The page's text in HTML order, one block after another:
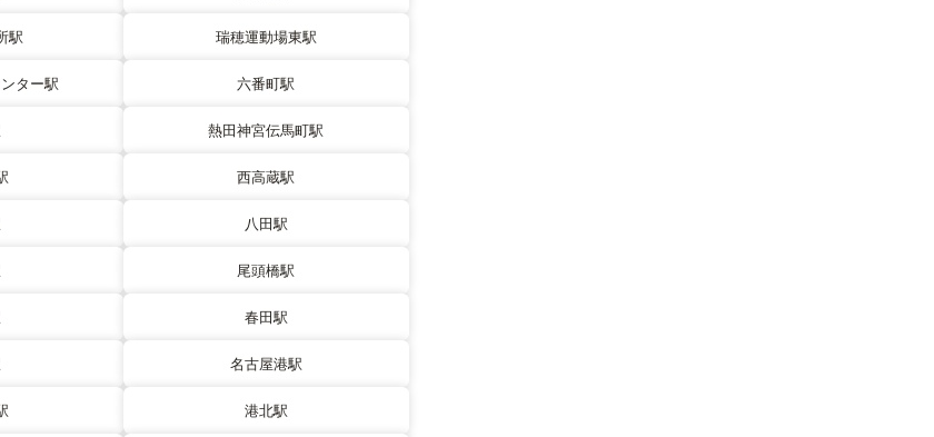
駅 瑞穂運動場東駅
ター駅 六番町駅
熱田神宮伝馬町駅
西高蔵駅
八田駅
尾頭橋駅
春田駅
名古屋港駅
港北駅